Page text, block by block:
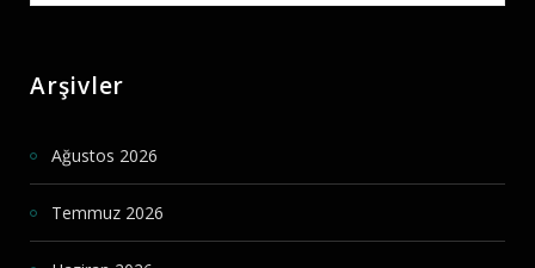
Arşivler
Ağustos 2026
Temmuz 2026